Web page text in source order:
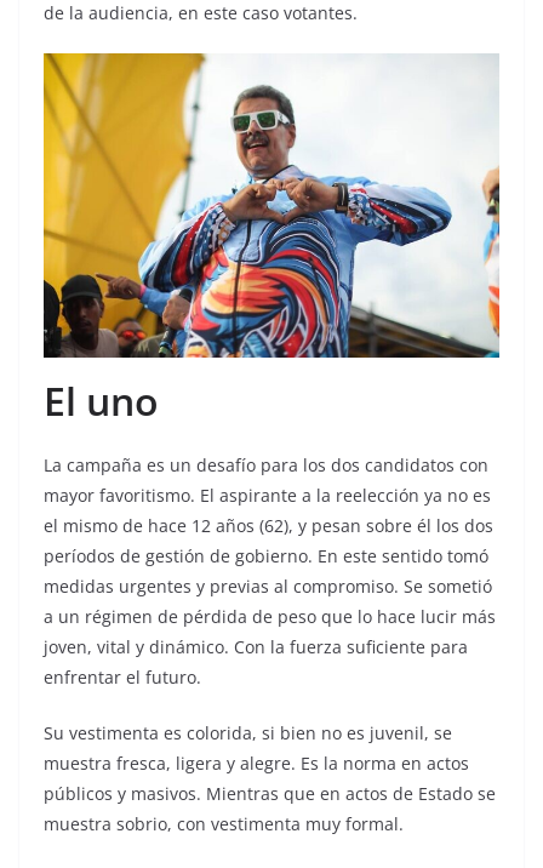
de la audiencia, en este caso votantes.
El uno
La campaña es un desafío para los dos candidatos con
mayor favoritismo. El aspirante a la reelección ya no es
el mismo de hace 12 años (62), y pesan sobre él los dos
períodos de gestión de gobierno. En este sentido tomó
medidas urgentes y previas al compromiso. Se sometió
a un régimen de pérdida de peso que lo hace lucir más
joven, vital y dinámico. Con la fuerza suficiente para
enfrentar el futuro.
Su vestimenta es colorida, si bien no es juvenil, se
muestra fresca, ligera y alegre. Es la norma en actos
públicos y masivos. Mientras que en actos de Estado se
muestra sobrio, con vestimenta muy formal.